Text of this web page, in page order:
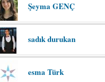
Şeyma GENÇ
sadık durukan
esma Türk